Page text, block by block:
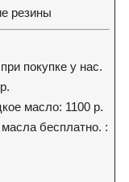
резины
покупке у нас.
масло: 1100 р.
бесплатно. :